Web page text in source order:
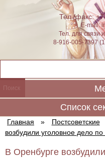
Тел./факс:
E-mail:
Тел. для связи
8-916-005-7397
Cписок
Главная » Постсоветские
возбудили уголовное дело
В Оренбурге